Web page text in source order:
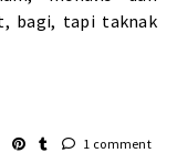
bagi, tapi taknak
1 comment